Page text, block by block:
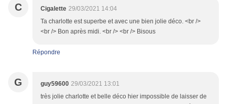
C Cigalette 29/03/2021 14:04
Ta charlotte est superbe et avec une bien jolie déco. <br />
<br /> Bon après midi. <br /> <br /> Bisous
Répondre
G guy59600 29/03/2021 13:01
très jolie charlotte et belle déco hier impossible de laisser de